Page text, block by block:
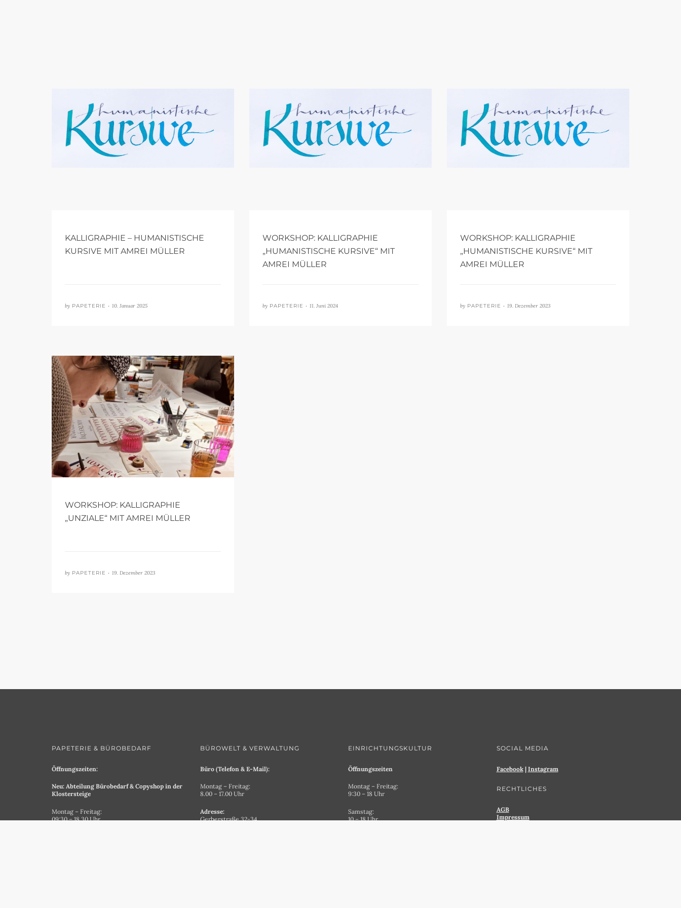
KALLIGRAPHIE – HUMANISTISCHE
KURSIVE MIT AMREI MÜLLER
by PAPETERIE • 10. Januar 2025
WORKSHOP: KALLIGRAPHIE
„HUMANISTISCHE KURSIVE“ MIT
AMREI MÜLLER
by PAPETERIE • 11. Juni 2024
WORKSHOP: KALLIGRAPHIE
„HUMANISTISCHE KURSIVE“ MIT
AMREI MÜLLER
by PAPETERIE • 19. Dezember 2023
WORKSHOP: KALLIGRAPHIE
„UNZIALE“ MIT AMREI MÜLLER
by PAPETERIE • 19. Dezember 2023
PAPETERIE & BÜROBEDARF
Öffnungszeiten:
Neu: Abteilung Bürobedarf & Copyshop in der
Klostersteige
Montag – Freitag:
09:30 – 18.30 Uhr
BÜROWELT & VERWALTUNG
Büro (Telefon & E-Mail):
Montag – Freitag:
8.00 – 17.00 Uhr
Adresse:
Gerberstraße 32-34
EINRICHTUNGSKULTUR
Öffnungszeiten
Montag – Freitag:
9:30 – 18 Uhr
Samstag:
10 – 18 Uhr
SOCIAL MEDIA
Facebook| Instagram
RECHTLICHES
AGB
Impressum